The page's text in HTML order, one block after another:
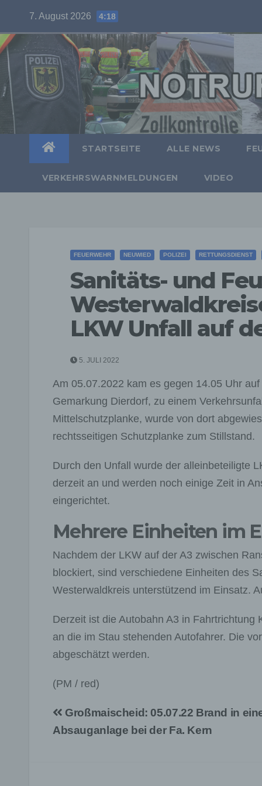
content
7. August 2026 4:18
STARTSEITE ALLE NEWS
VERKEHRSWARNMELDUNGEN VIDEO
FEUERWEHR NEUWIED POLIZEI RETTUNGSDIENST
Sanitäts- und
LKW Unfall auf
5. JULI 2022
Am 05.07.2022 kam es gegen 14.05 Uhr
Gemarkung Dierdorf, zu einem
Mittelschutzplanke, wurde von dort
rechtsseitigen Schutzplanke zum Stillstand.
Durch den Unfall wurde der alleinbeteiligte
derzeit an und werden noch einige Zeit in
eingerichtet.
Mehrere Einheiten im
Nachdem der LKW auf der A3 zwischen
blockiert, sind verschiedene Einheiten des
Westerwaldkreis unterstützend im Einsatz.
Derzeit ist die Autobahn A3 in
an die im Stau stehenden Autofahrer. Die
abgeschätzt werden.
(PM / red)
Beitragsnavigation
Großmaischeid: 05.07.22 Brand in
Absauganlage bei der Fa. Kern